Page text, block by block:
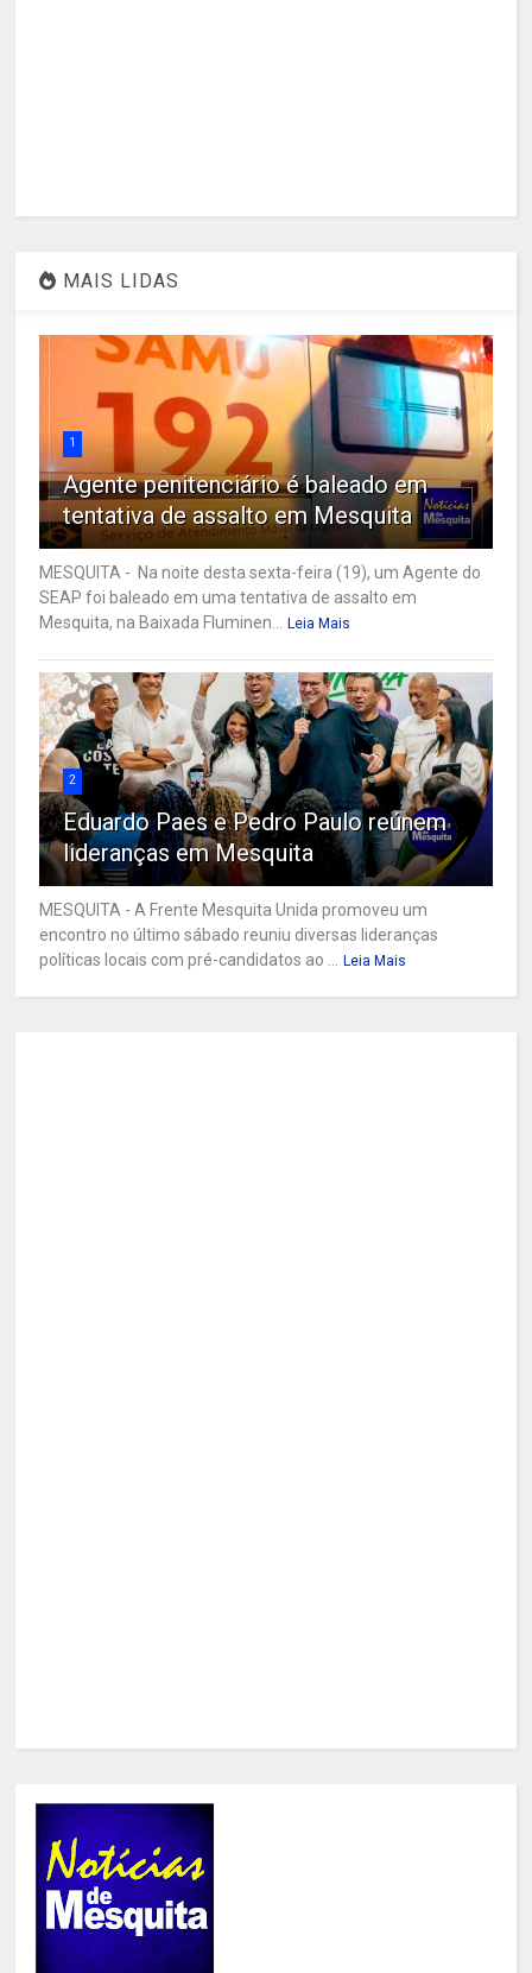
MAIS LIDAS
1
Agente penitenciário é baleado em
tentativa de assalto em Mesquita
MESQUITA - Na noite desta sexta-feira (19), um Agente do
SEAP foi baleado em uma tentativa de assalto em
Mesquita, na Baixada Fluminen...
Leia Mais
2
Eduardo Paes e Pedro Paulo reúnem
lideranças em Mesquita
MESQUITA - A Frente Mesquita Unida promoveu um
encontro no último sábado reuniu diversas lideranças
políticas locais com pré-candidatos ao ...
Leia Mais